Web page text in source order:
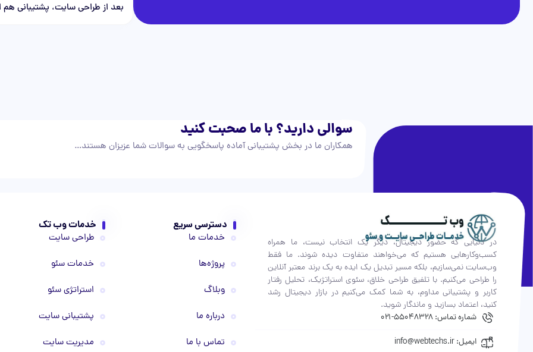
بعد از طراحی سایت، پشتیبانی هم
سوالی دارید؟ با ما صحبت کنید
همکاران ما در بخش پشتیبانی آماده پاسخگویی به سوالات شما عزیزان هستند…
در دنیایی که حضور دیجیتال، دیگر یک انتخاب نیست، ما همراه
کسب‌وکارهایی هستیم که می‌خواهند متفاوت دیده شوند. ما فقط
وب‌سایت نمی‌سازیم، بلکه مسیر تبدیل یک ایده به یک برند معتبر آنلاین
را طراحی می‌کنیم. با تلفیق طراحی خلاق، سئوی استراتژیک، تحلیل رفتار
کاربر و پشتیبانی مداوم، به شما کمک می‌کنیم در بازار دیجیتال رشد
کنید، اعتماد بسازید و ماندگار شوید.
شماره تماس: 55048328-021
ایمیل: info@webtechs.ir
دسترسی سریع
خدمات ما
پروژه‌ها
وبلاگ
درباره ما
تماس با ما
خدمات وب تک
طراحی سایت
خدمات سئو
استراتژی سئو
پشتیبانی سایت
مدیریت سایت